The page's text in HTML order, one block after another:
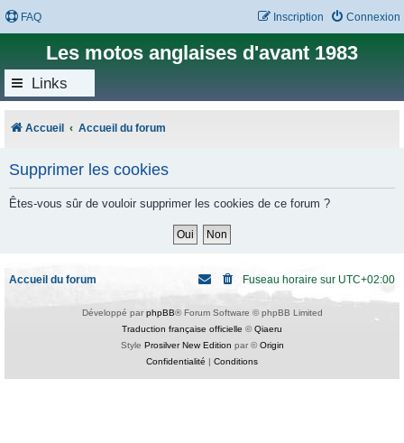
FAQ Connexion
Inscription
Les motos anglaises d'avant 1983
Links
Accueil Accueil du forum
Supprimer les cookies
Êtes-vous sûr de vouloir supprimer les cookies de ce forum ?
Accueil du forum Fuseau horaire sur UTC+02:00
Développé par phpBB® Forum Software © phpBB Limited
Traduction française officielle ©Qiaeru
Style Prosilver New Edition par ©Origin
Confidentialité | Conditions